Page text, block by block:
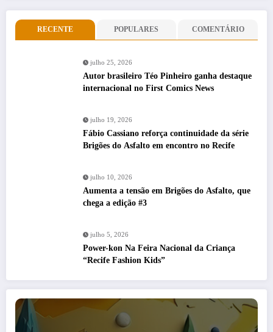
RECENTE POPULARES COMENTÁRIO
julho 25, 2026
Autor brasileiro Téo Pinheiro ganha destaque
internacional no First Comics News
julho 19, 2026
Fábio Cassiano reforça continuidade da série
Brigões do Asfalto em encontro no Recife
julho 10, 2026
Aumenta a tensão em Brigões do Asfalto, que
chega a edição #3
julho 5, 2026
Power-kon Na Feira Nacional da Criança
“Recife Fashion Kids”